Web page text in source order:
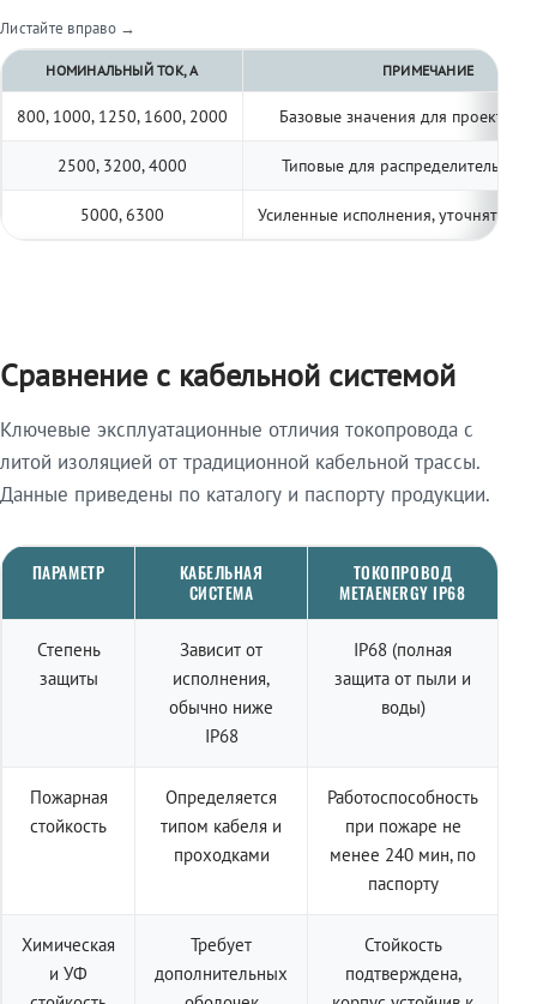
Листайте вправо →
НОМИНАЛЬНЫЙ ТОК, А ПРИМЕЧАНИЕ
800, 1000, 1250, 1600, 2000 Базовые значения для
2500, 3200, 4000 Типовые для распределительных
5000, 6300 Усиленные исполнения, уточнять по
Сравнение с кабельной системой
Ключевые эксплуатационные отличия токопровода с
литой изоляцией от традиционной кабельной трассы.
Данные приведены по каталогу и паспорту продукции.
ПАРАМЕТР
КАБЕЛЬНАЯ
СИСТЕМА
ТОКОПРОВОД
METAENERGY IP68
Степень
защиты
Зависит от
исполнения,
обычно ниже
IP68
IP68 (полная
защита от пыли и
воды)
Пожарная
стойкость
Определяется
типом кабеля и
проходками
Работоспособность
при пожаре не
менее 240 мин, по
паспорту
Химическая
и УФ
Требует
дополнительных
Стойкость
подтверждена,